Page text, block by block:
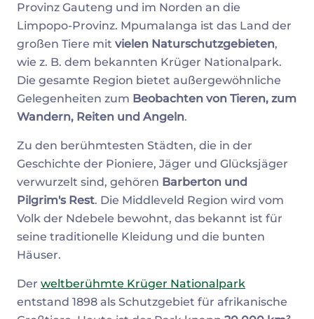
Provinz Gauteng und im Norden an die
Limpopo-Provinz. Mpumalanga ist das Land der
großen Tiere mit vielen Naturschutzgebieten,
wie z. B. dem bekannten Krüger Nationalpark.
Die gesamte Region bietet außergewöhnliche
Gelegenheiten zum Beobachten von Tieren, zum
Wandern, Reiten und Angeln.
Zu den berühmtesten Städten, die in der
Geschichte der Pioniere, Jäger und Glücksjäger
verwurzelt sind, gehören Barberton und
Pilgrim's Rest. Die Middleveld Region wird vom
Volk der Ndebele bewohnt, das bekannt ist für
seine traditionelle Kleidung und die bunten
Häuser.
Der weltberühmte Krüger Nationalpark
entstand 1898 als Schutzgebiet für afrikanische